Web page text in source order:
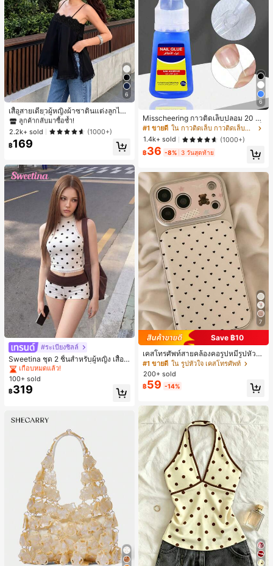
6
เสื้อสายเดี่ยวผู้หญิงผ้าซาตินแต่งลูกไม้
- เสื้อสายเดี่ยวฤดูร้อนสีขากีมีรอยผ่าด้า
นข้างที่น่าดึงดูด ลำลองสีดำ สำหรับเธอ
#1 ขายดี
ใน ชายหาด เสื้อกล้ามผู้หญิง & Camis
ลูกค้ากลับมาซื้อซ้ำ!
#1 ขายดี
ลูกค้ากลับมาซื้อซ้ำ!
#1 ขายดี
ลูกค้ากลับมาซื้อซ้ำ!
#1 ขายดี
ใน ชายหาด เสื้อกล้ามผู้หญิง & Camis
2.2k+ sold (1000+)
฿169
#ระเบียงชิลล์
Sweetina ชุด 2 ชิ้นสำหรับผู้หญิง เสื้อก
ล้ามเข้ารูปพิมพ์ลายจุดสีบล็อกหลังเปิด
และกางเกงขาสั้นเอวพับ
#1 ขายดี
เกือบหมดแล้ว!
#1 ขายดี
เกือบหมดแล้ว!
#1 ขายดี
เกือบหมดแล้ว!
#1 ขายดี
100+ sold
฿319
6
Misscheering กาวติดเล็บปลอม 20 กรั
ม แรงยึดสูง เจลสติกเกอร์เล็บนุ่ม แห้งเร็
ว เหมาะสำหรับผู้เริ่มต้นทำเล็บ ติดทนน
าน
#1 ขายดี
ใน กาวติดเล็บ กาวติดเล็บและสารยึดติด
1.4k+ sold
(1000+)
฿36 -8% 3 วันสุดท้าย
7
Save ฿10
เคสโทรศัพท์สายคล้องคอรูปหมีรูปหัวใจ
สำหรับ 17 Pro Max สไตล์มินิมอลเกาห
ลีสำหรับผู้หญิง ใช้ได้กับ 16/15/14 Pro
เคสแข็งกันกระแทกแบบเต็มตัว
#1 ขายดี ใน รูปหัวใจ เคสโทรศัพท์
200+ sold
฿59 -14%